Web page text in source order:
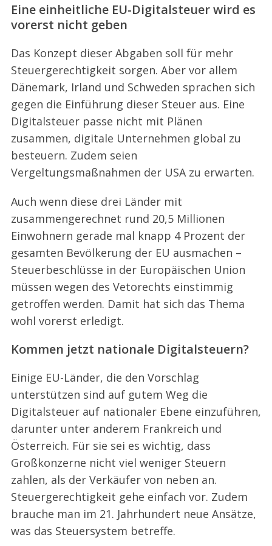
Eine einheitliche EU-Digitalsteuer wird es
vorerst nicht geben
Das Konzept dieser Abgaben soll für mehr
Steuergerechtigkeit sorgen. Aber vor allem
Dänemark, Irland und Schweden sprachen sich
gegen die Einführung dieser Steuer aus. Eine
Digitalsteuer passe nicht mit Plänen
zusammen, digitale Unternehmen global zu
besteuern. Zudem seien
Vergeltungsmaßnahmen der USA zu erwarten.
Auch wenn diese drei Länder mit
zusammengerechnet rund 20,5 Millionen
Einwohnern gerade mal knapp 4 Prozent der
gesamten Bevölkerung der EU ausmachen –
Steuerbeschlüsse in der Europäischen Union
müssen wegen des Vetorechts einstimmig
getroffen werden. Damit hat sich das Thema
wohl vorerst erledigt.
Kommen jetzt nationale Digitalsteuern?
Einige EU-Länder, die den Vorschlag
unterstützen sind auf gutem Weg die
Digitalsteuer auf nationaler Ebene einzuführen,
darunter unter anderem Frankreich und
Österreich. Für sie sei es wichtig, dass
Großkonzerne nicht viel weniger Steuern
zahlen, als der Verkäufer von neben an.
Steuergerechtigkeit gehe einfach vor. Zudem
brauche man im 21. Jahrhundert neue Ansätze,
was das Steuersystem betreffe.
e
a
r
c